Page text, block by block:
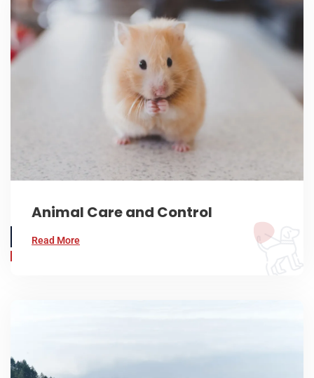
Animal Care and Control
Read More